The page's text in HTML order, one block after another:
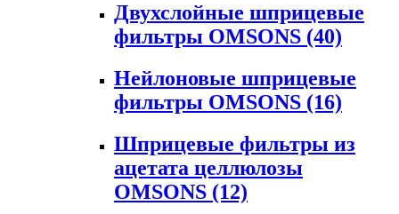
Двухслойные шприцевые
фильтры OMSONS (40)
Нейлоновые шприцевые
фильтры OMSONS (16)
Шприцевые фильтры из
ацетата целлюлозы
OMSONS (12)